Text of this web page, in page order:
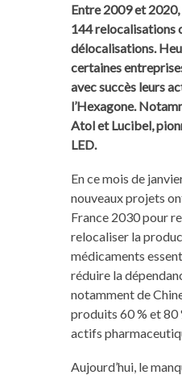
Entre 2009 et
144 relocalisations
délocalisations.
certaines
avec succès leurs
l’Hexagone.
Atol et Lucibel,
LED.
En ce mois de
nouveaux projets
France 2030 pour
relocaliser la
médicaments
réduire la
notamment de
produits 60 % et 80
actifs
Aujourd’hui, le